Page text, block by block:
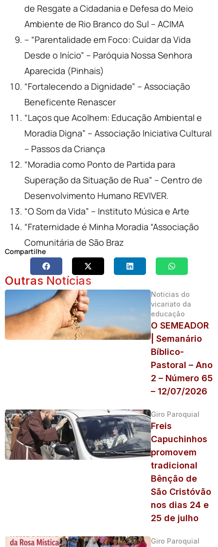
de Resgate a Cidadania e Defesa do Meio
Ambiente de Rio Branco do Sul – ACIMA
– “Parentalidade em Foco: Cuidar da Vida
Desde o Início” – Paróquia Nossa Senhora
Aparecida (Pinhais)
“Fortalecendo a Dignidade” – Associação
Beneficente Renascer
“Laços que Acolhem: Educação Ambiental e
Moradia Digna” – Associação Iniciativa Cultural
– Passos da Criança
“Moradia como Ponto de Partida para
Superação da Situação de Rua” – Centro de
Desenvolvimento Humano REVIVER.
“O Som da Vida” – Instituto Música e Arte
“Fraternidade é Minha Moradia “Associação
Comunitária de São Braz
Compartilhe
Outras Notícias
Noticias do
vicariato da
educação
O SEMEADOR
| Semanário
Bíblico-
Pastoral – Ano
2 – Número 65
– 12/07/2026
Giro Paroquial
Freis
Capuchinhos
promovem
tradicional
Bênção de
São Cristóvão
nos dias 24 e
25 de julho
Giro Paroquial